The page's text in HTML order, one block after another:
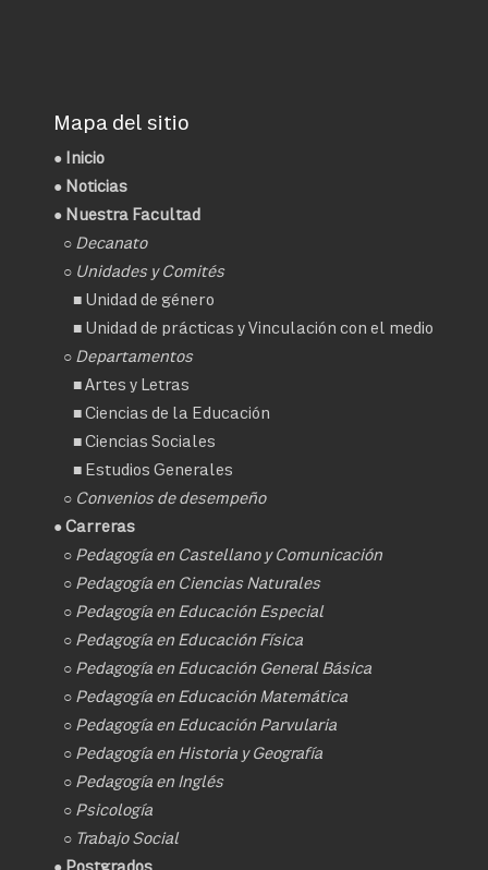
Mapa del sitio
● Inicio
● Noticias
● Nuestra Facultad
○ Decanato
○ Unidades y Comités
■ Unidad de género
■ Unidad de prácticas y Vinculación con el medio
○ Departamentos
■Artes y Letras
■Ciencias de la Educación
■Ciencias Sociales
■ Estudios Generales
○ Convenios de desempeño
● Carreras
○ Pedagogía en Castellano y Comunicación
○ Pedagogía en Ciencias Naturales
○ Pedagogía en Educación Especial
○ Pedagogía en Educación Física
○ Pedagogía en Educación General Básica
○ Pedagogía en Educación Matemática
○ Pedagogía en Educación Parvularia
○ Pedagogía en Historia y Geografía
○ Pedagogía en Inglés
○ Psicología
○ Trabajo Social
● Postgrados